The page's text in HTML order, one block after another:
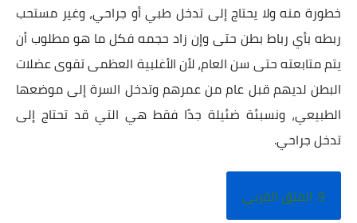
خطورة منه ولا يحتاج إلى تدخل طبي أو جراحي، وغير مستحب
ربطه بأي رباط بطن حتى وإن زاد حجمه فكل ما هو مطلوب أن
يتم متابعته حتى سن العام، لأن الأغلبية العظمى تقوى عضلات
البطن لديهم قبل عام من عمرهم وتدخل السرة إلى موضعها
الطبيعي، ونسبئة ضئيلة جدًا فقط هي التي قد تحتاج إلى
تدخل جراحي.
9. الفتق القربي